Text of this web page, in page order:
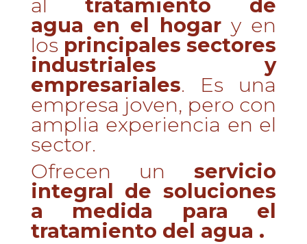
al tratamiento de
agua en el hogar y en
los principales sectores
industriales y
empresariales. Es una
empresa joven, pero con
amplia experiencia en el
sector.
Ofrecen un servicio
integral de soluciones
a medida para el
tratamiento del agua .